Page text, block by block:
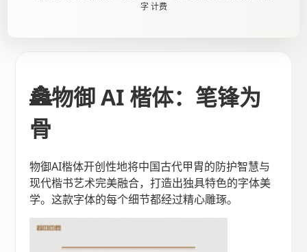
字 计费
🏯物御 AI 楷体：笔锋为
骨
物御AI楷体开创性地将中国古代甲胄的防护智慧与
现代楷书艺术完美融合，打造出独具特色的字体美
学。这款字体的每个细节都经过精心雕琢。